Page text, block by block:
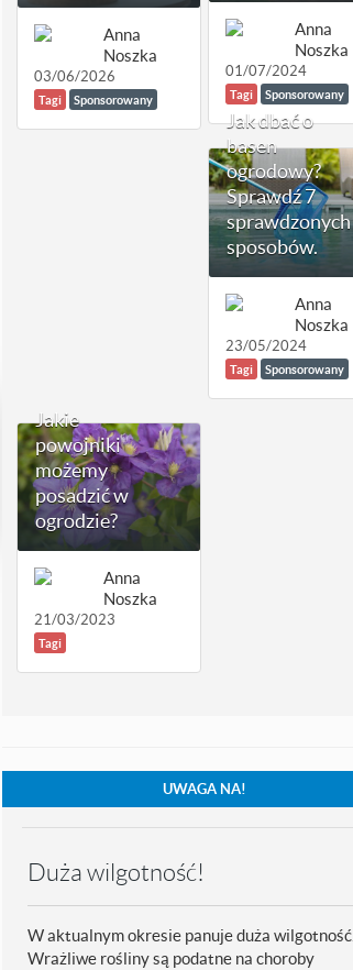
Anna
Noszka
03/06/2026
Tagi Sponsorowany
Anna
Noszka
01/07/2024
Tagi Sponsorowany
Jak dbać o
basen
ogrodowy?
Sprawdź 7
sprawdzonych
sposobów.
Anna
Noszka
23/05/2024
Tagi Sponsorowany
Jakie
powojniki
możemy
posadzić w
ogrodzie?
Anna
Noszka
21/03/2023
Tagi
UWAGA NA!
Duża wilgotność!
W aktualnym okresie panuje duża wilgotność.
Wrażliwe rośliny są podatne na choroby